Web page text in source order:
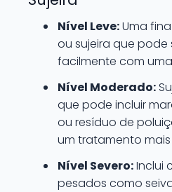
Nível Leve:Uma
ou sujeira que pode
facilmente com
Nível Moderado:
que pode incluir
ou resíduo de
um tratamento mais
Nível Severo:Inclui
pesados como